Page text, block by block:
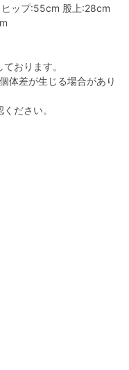
ップ:55cm 股上:28cm
おります。
体差が生じる場合があり
ださい。